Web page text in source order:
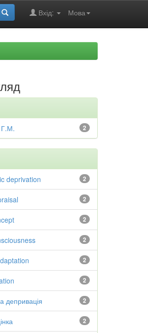
Мова
Вхід:
2
2
deprivation
2
2
2
2
2
2
депривація
2